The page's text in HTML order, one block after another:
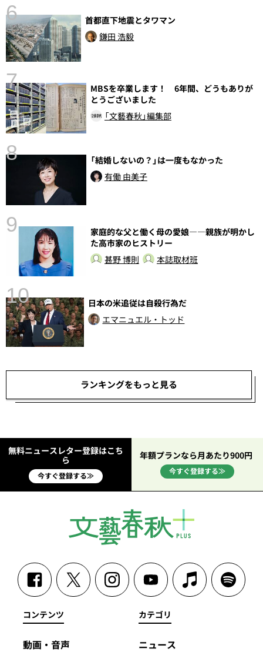
6
首都直下地震とタワマン
鎌田 浩毅
7
MBSを卒業します！ 6年間、どうもありが
とうございました
「文藝春秋」編集部
8
「結婚しないの？」は一度もなかった
有働 由美子
9
家庭的な父と働く母の愛娘――親族が明かし
た高市家のヒストリー
甚野 博則
本誌取材班
10
日本の米追従は自殺行為だ
エマニュエル・トッド
ランキングをもっと見る
無料ニュースレター登録はこち
ら
今すぐ登録する≫
年額プランなら月あたり900円
今すぐ登録する≫
コンテンツ
動画・音声
カテゴリ
ニュース